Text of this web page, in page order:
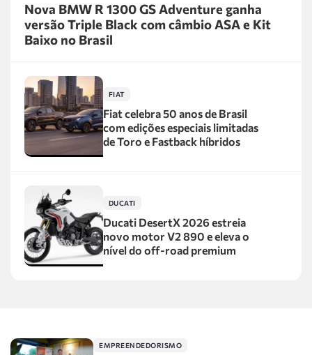
Nova BMW R 1300 GS Adventure ganha
versão Triple Black com câmbio ASA e Kit
Baixo no Brasil
FIAT
Fiat celebra 50 anos de Brasil
com edições especiais limitadas
de Toro e Fastback híbridos
DUCATI
Ducati DesertX 2026 estreia
novo motor V2 890 e eleva o
nível do off-road premium
EMPREENDEDORISMO